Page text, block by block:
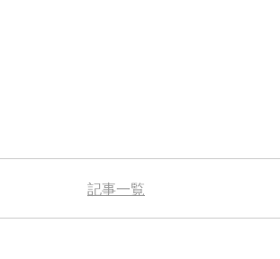
記事一覧